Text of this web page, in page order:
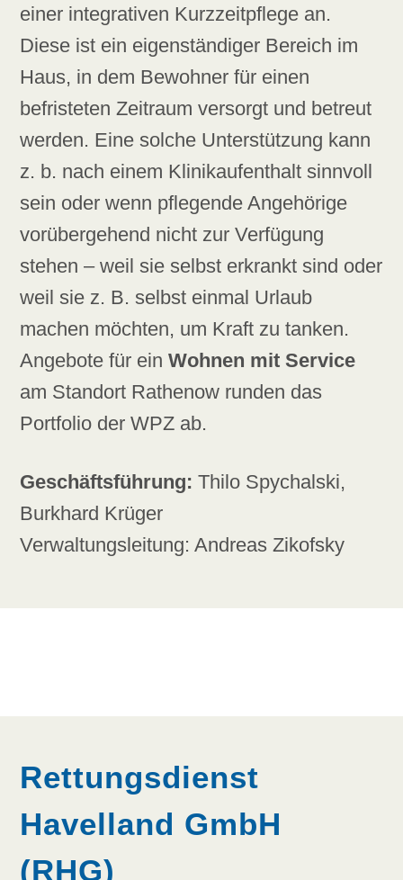
einer integrativen Kurzzeitpflege an.
Diese ist ein eigenständiger Bereich im
Haus, in dem Bewohner für einen
befristeten Zeitraum versorgt und betreut
werden. Eine solche Unterstützung kann
z. b. nach einem Klinikaufenthalt sinnvoll
sein oder wenn pflegende Angehörige
vorübergehend nicht zur Verfügung
stehen – weil sie selbst erkrankt sind oder
weil sie z. B. selbst einmal Urlaub
machen möchten, um Kraft zu tanken.
Angebote für einWohnen mit Service
am Standort Rathenow runden das
Portfolio der WPZ ab.
Geschäftsführung: Thilo Spychalski,
Burkhard Krüger
Verwaltungsleitung: Andreas Zikofsky
Rettungsdienst
Havelland GmbH
(RHG)